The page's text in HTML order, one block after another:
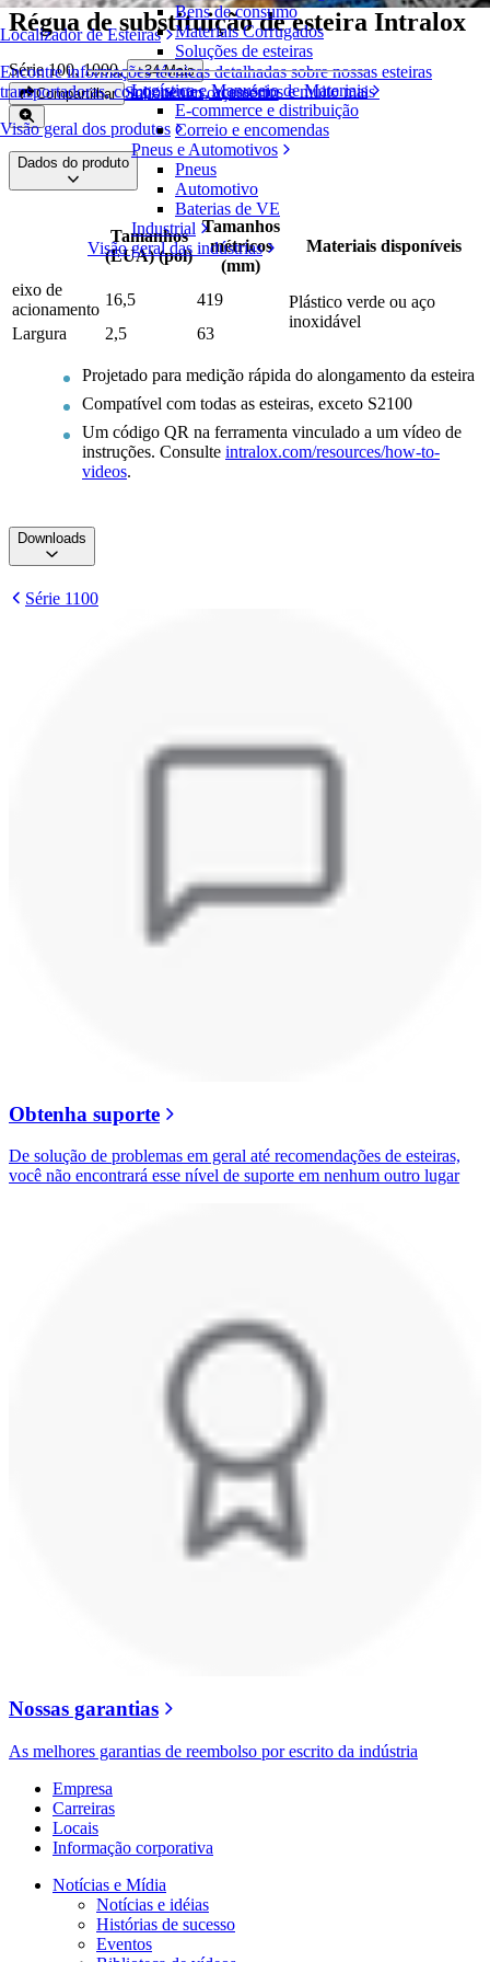
Localizador de Esteiras
Encontre informações técnicas detalhadas sobre nossas esteiras
transportadoras, componentes, acessórios e muito mais
Visão geral dos produtos
Bens de consumo
Materiais Corrugados
Soluções de esteiras
Logística e Manuseio de Materiais
E-commerce e distribuição
Correio e encomendas
Pneus e Automotivos
Pneus
Automotivo
Baterias de VE
Industrial
Visão geral das indústrias
Régua de substituição de esteira Intralox
Série 100, 1000, +34 Mais
Compartilhar Solicite um orçamento
Dados do produto
Tamanhos
(EUA) (pol)
Tamanhos
métricos
(mm)
Materiais disponíveis
eixo de
acionamento
16,5 419
Plástico verde ou aço
inoxidável
Largura 2,5 63
Projetado para medição rápida do alongamento da esteira
Compatível com todas as esteiras, exceto S2100
Um código QR na ferramenta vinculado a um vídeo de
instruções. Consulte intralox.com/resources/how-to-
videos.
Downloads
Série 1100
Obtenha suporte
De solução de problemas em geral até recomendações de esteiras,
você não encontrará esse nível de suporte em nenhum outro lugar
Nossas garantias
As melhores garantias de reembolso por escrito da indústria
Empresa
Carreiras
Locais
Informação corporativa
Notícias e Mídia
Notícias e idéias
Histórias de sucesso
Eventos